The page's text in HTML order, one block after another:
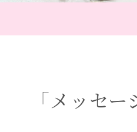
「メッセー